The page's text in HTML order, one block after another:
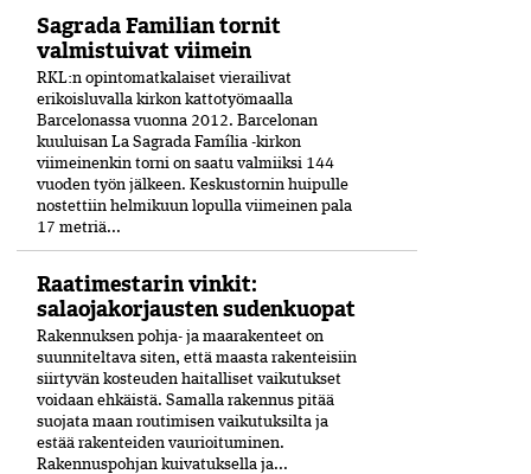
Sagrada Familian tornit
valmistuivat viimein
RKL:n opintomatkalaiset vierailivat
erikoisluvalla kirkon kattotyömaalla
Barcelonassa vuonna 2012. Barcelonan
kuuluisan La Sagrada Família -kirkon
viimeinenkin torni on saatu valmiiksi­ 144
vuoden työn jälkeen. Keskustornin huipulle
nostettiin helmikuun lopulla viimeinen pala
17 metriä...
Raatimestarin vinkit:
salaojakorjausten sudenkuopat
Rakennuksen pohja- ja maarakenteet on
suunniteltava siten, että maasta rakenteisiin
siirtyvän kosteuden haitalliset vaikutukset
voidaan ehkäistä. Samalla rakennus pitää
suojata maan routimisen vaikutuksilta ja
estää rakenteiden vaurioituminen.
Rakennuspohjan kuivatuksella ja...